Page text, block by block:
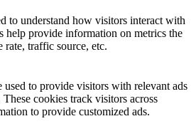
to understand how visitors interact with
help provide information on metrics the
traffic source, etc.
used to provide visitors with relevant ads
cookies track visitors across
to provide customized ads.